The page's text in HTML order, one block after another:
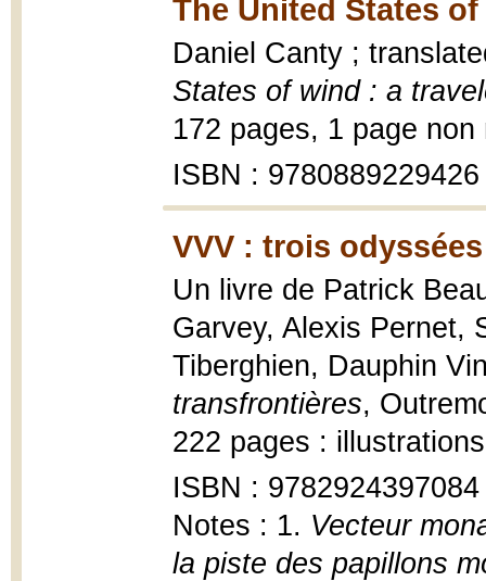
The United States
Daniel Canty ;
States of wind : a
172 pages, 1 page
ISBN : 9780889229426
VVV : trois
Un livre de Patrick
Garvey, Alexis Pernet,
Tiberghien, Dauphin
transfrontières,
222 pages :
ISBN : 9782924397084
Notes : 1. Vecteur
la piste des papillons